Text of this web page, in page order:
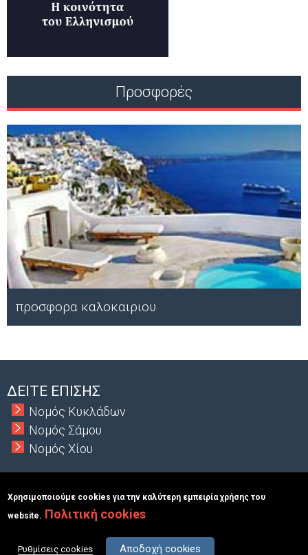
Προσφορές
προσφορα καλοκαιριου
ΔΕΙΤΕ ΕΠΙΣΗΣ
Νομός Κυκλάδων
Νομός Σάμου
Νομός Χίου
Copyright © 2026 MacInformationGroup ltd.
Σχετικά Επικοινωνία
Χρησιμοποιούμε cookies για την καλύτερη εμπειρία χρήσης του
website. Πολιτική cookies
Ρυθμίσεις cookies Αποδοχή cookies